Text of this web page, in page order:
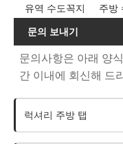
유역 수도꼭지
주방
문의 보내기
문의사항은 아래 양
간 이내에 회신해 드